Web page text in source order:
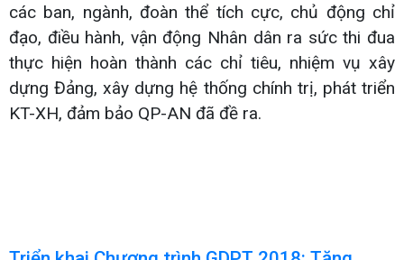
các ban, ngành, đoàn thể tích cực, chủ động chỉ
đạo, điều hành, vận động Nhân dân ra sức thi đua
thực hiện hoàn thành các chỉ tiêu, nhiệm vụ xây
dựng Đảng, xây dựng hệ thống chính trị, phát triển
KT-XH, đảm bảo QP-AN đã đề ra.